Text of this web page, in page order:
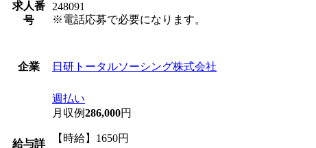
求人番
号
248091
※電話応募で必要になります。
企業 日研トータルソーシング株式会社
給与詳
週払い
月収例286,000円
【時給】1650円